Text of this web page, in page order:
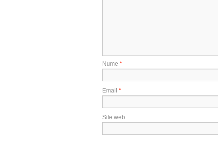
Nume *
Email *
Site web